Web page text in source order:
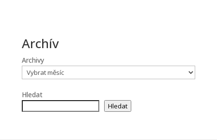
Archív
Archivy
Hledat
Hledat